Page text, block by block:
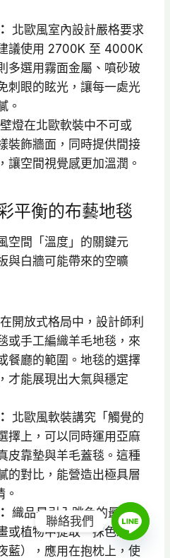
北歐風室內設計嚴格要求
議使用 2700K 至 4000K
多選用霧面金屬、噴砂玻
刺眼的眩光，讓每一處光
。
壁燈在北歐軟裝中不可或
裝飾牆面，同時提供間接
讓空間視覺感更加溫潤。
平衡的布藝地毯
空間「溫度」的關鍵元
與白牆可能帶來的空曠
在開放式格局中，設計師利
或手工編織羊毛地毯，來
餐廳的範圍。地毯的選擇
才能展現出大氣與穩定
北歐風軟裝講究「觸覺的
擇上，可以同時運用亞麻
皮靠墊與羊毛蓋毯。這種
的對比，能營造出極具層
織品是引入跳色的最佳媒
或植物中提取一抹色彩
藍），應用在抱枕上，使
聯絡我們